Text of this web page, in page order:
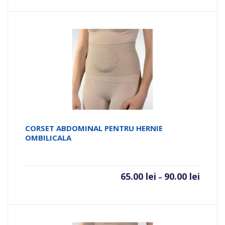
CORSET ABDOMINAL PENTRU HERNIE
OMBILICALA
65.00 lei – 90.00 lei